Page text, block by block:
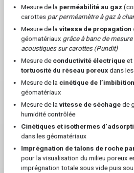
Mesure de la perméabilité au gaz
carottes par perméamètre à gaz à
Mesure de la vitesse de propagation
géomatériaux grâce à banc de
acoustiques sur carottes (Pundit)
Mesure de conductivité électriqueet
tortuosité du réseau poreuxdans
Mesure de la cinétique de
géomatériaux
Mesure de la vitesse de séchagede
humidité contrôlée
Cinétiques et isothermes
dans les géomatériaux
Imprégnation de talons de roche
pour la visualisation du milieu poreux
imprégnation totale sous vide puis